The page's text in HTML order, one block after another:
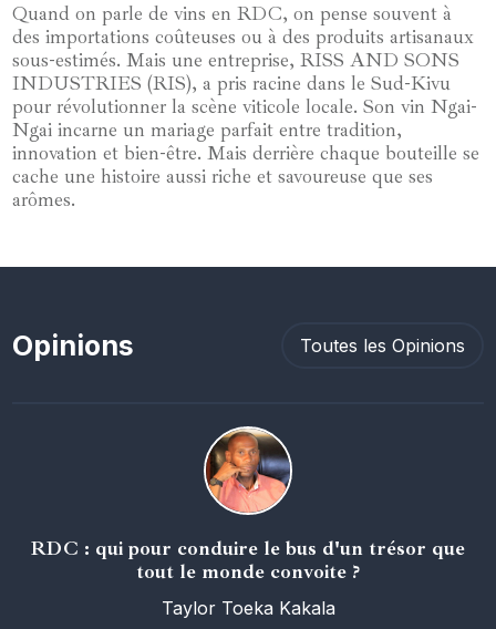
Quand on parle de vins en RDC, on pense souvent à
des importations coûteuses ou à des produits artisanaux
sous-estimés. Mais une entreprise, RISS AND SONS
INDUSTRIES (RIS), a pris racine dans le Sud-Kivu
pour révolutionner la scène viticole locale. Son vin Ngai-
Ngai incarne un mariage parfait entre tradition,
innovation et bien-être. Mais derrière chaque bouteille se
cache une histoire aussi riche et savoureuse que ses
arômes.
Opinions Toutes les Opinions
RDC : qui pour conduire le bus d'un trésor que
tout le monde convoite ?
Taylor Toeka Kakala